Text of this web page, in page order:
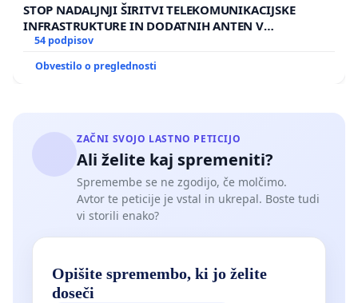
STOP NADALJNJI ŠIRITVI TELEKOMUNIKACIJSKE
INFRASTRUKTURE IN DODATNIH ANTEN V
GRADIŠČAKU
54 podpisov
Obvestilo o preglednosti
ZAČNI SVOJO LASTNO PETICIJO
Ali želite kaj spremeniti?
Spremembe se ne zgodijo, če molčimo.
Avtor te peticije je vstal in ukrepal. Boste tudi
vi storili enako?
Opišite spremembo, ki jo želite
doseči